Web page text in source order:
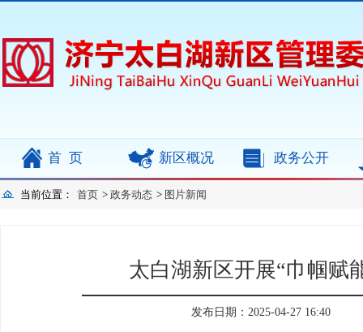
首页 新区概况 政务公开
当前位置： 首页 > 政务动态 > 图片新闻
太白湖新区开展“巾帼赋
发布日期：2025-04-27 16:40